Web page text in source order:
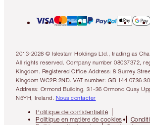
2013-2026 © Islestarr Holdings Ltd., trading as
All rights reserved. Company number 08037372,
Kingdom. Registered Office Address: 8 Surrey
Kingdom WC2R 2ND. VAT number: GB 144 0736
Address: Ormond Building, 31-36 Ormond Quay
N5YH, Ireland. Nous contacter
Politique de confidentialité
Politique en matière de cookies